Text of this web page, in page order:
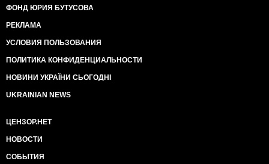
ФОНД ЮРИЯ БУТУСОВА
РЕКЛАМА
УСЛОВИЯ ПОЛЬЗОВАНИЯ
ПОЛИТИКА КОНФИДЕНЦИАЛЬНОСТИ
НОВИНИ УКРАЇНИ СЬОГОДНІ
UKRAINIAN NEWS
ЦЕНЗОР.НЕТ
НОВОСТИ
СОБЫТИЯ